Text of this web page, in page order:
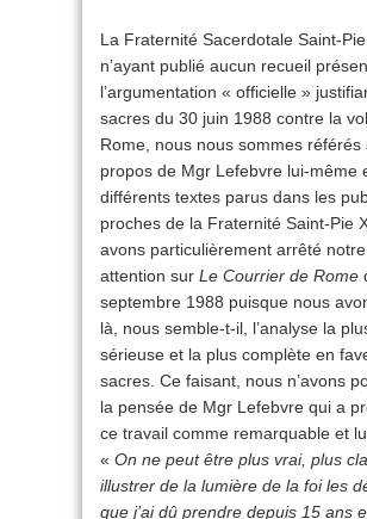
La Fraternité Sacerdotale Saint-
n’ayant publié aucun recueil
l’argumentation « officielle »
sacres du 30 juin 1988 contre la
Rome, nous nous sommes référés
propos de Mgr Lefebvre lui-même
différents textes parus dans les
proches de la Fraternité Saint-Pie
avons particulièrement arrêté notre
attention sur Le Courrier de Rome
septembre 1988 puisque nous
là, nous semble-t-il, l’analyse la
sérieuse et la plus complète en
sacres. Ce faisant, nous n’avons
la pensée de Mgr Lefebvre qui a
ce travail comme remarquable et
« On ne peut être plus vrai, plus
illustrer de la lumière de la foi les
que j’ai dû prendre depuis 15 ans